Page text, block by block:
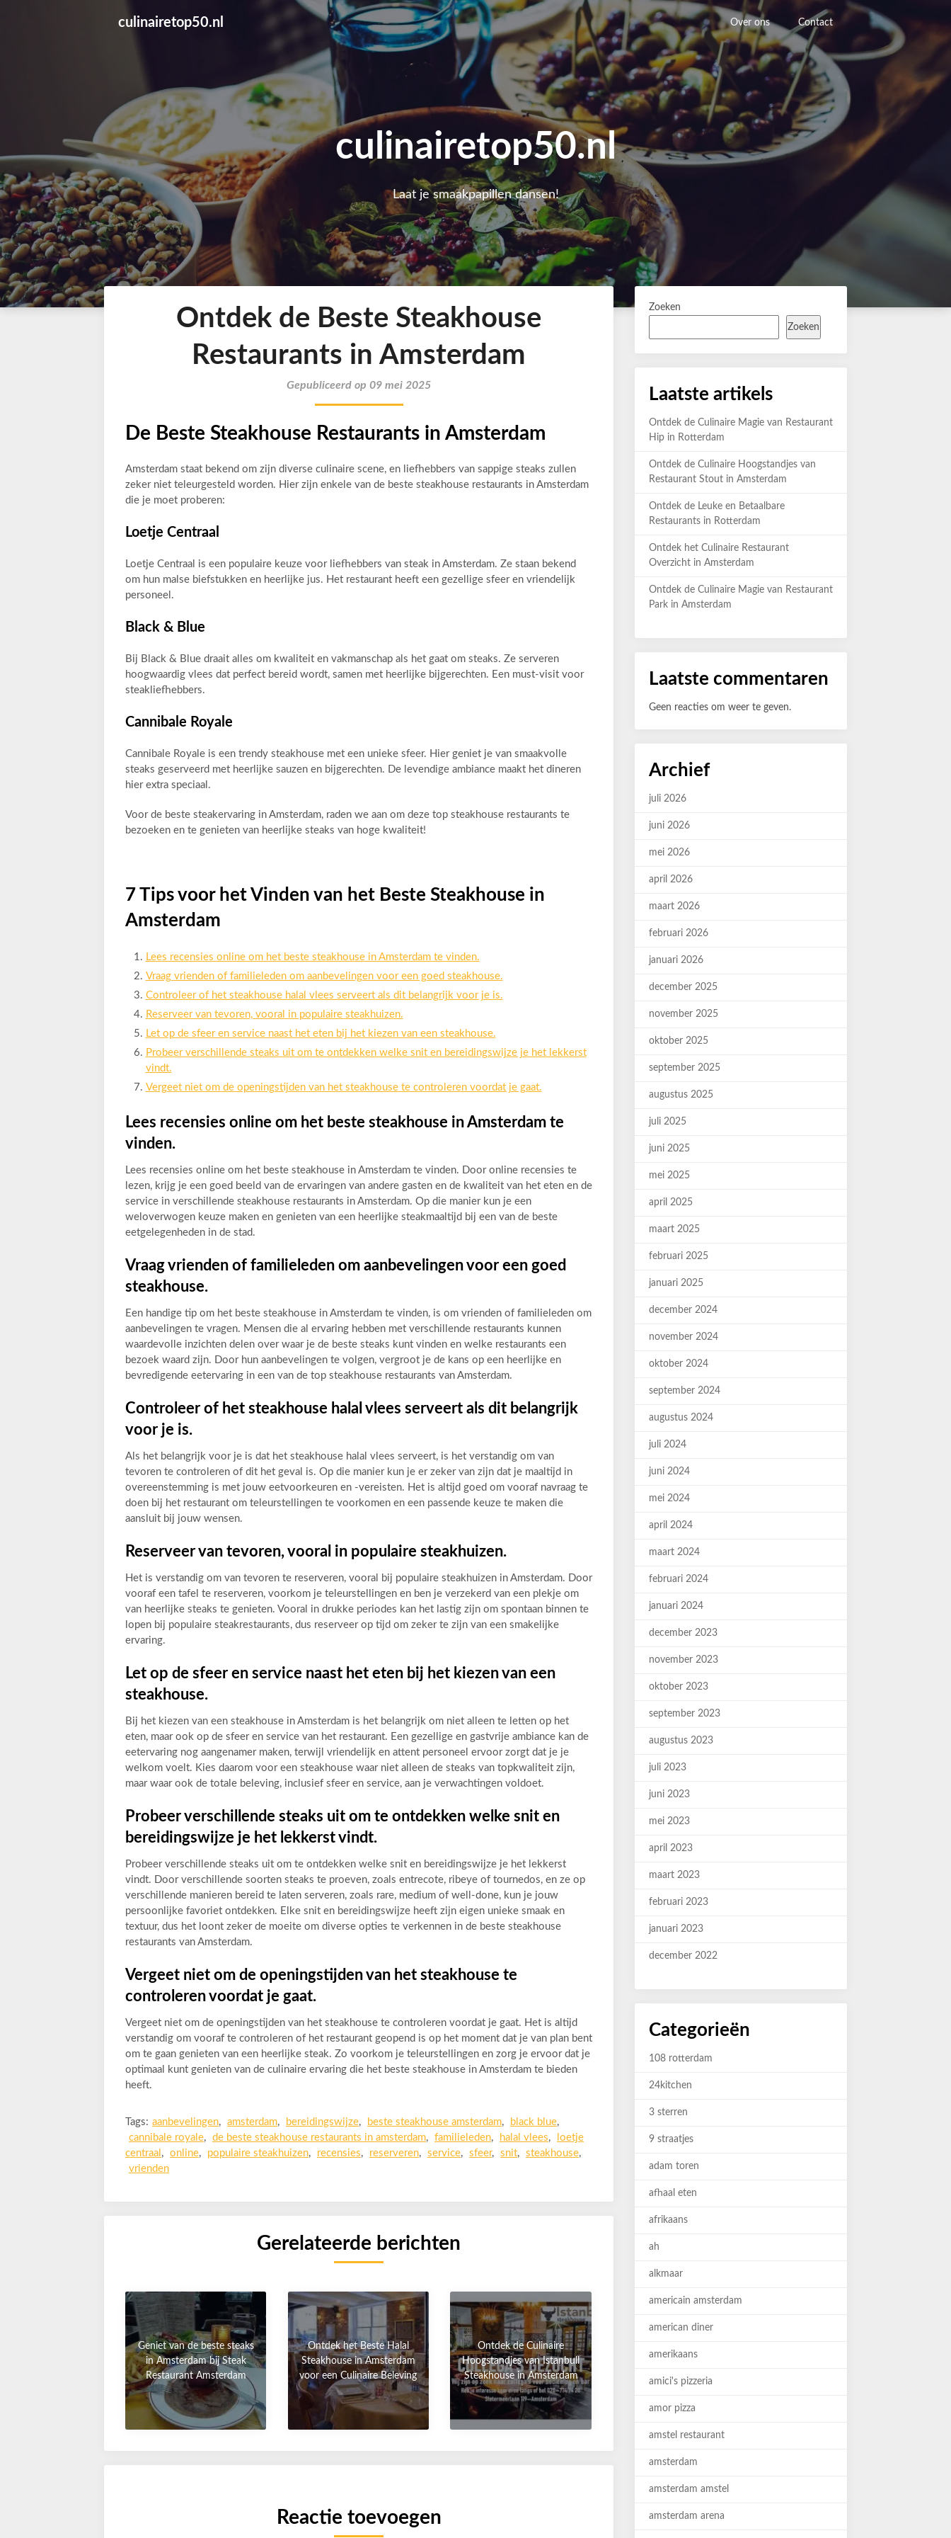
culinairetop50.nl Over ons Contact
culinairetop50.nl
Laat je smaakpapillen dansen!
Ontdek de Beste Steakhouse
Restaurants in Amsterdam
Gepubliceerd op 09 mei 2025
De Beste Steakhouse Restaurants in Amsterdam
Amsterdam staat bekend om zijn diverse culinaire scene, en liefhebbers van sappige steaks zullen
zeker niet teleurgesteld worden. Hier zijn enkele van de beste steakhouse restaurants in Amsterdam
die je moet proberen:
Loetje Centraal
Loetje Centraal is een populaire keuze voor liefhebbers van steak in Amsterdam. Ze staan bekend
om hun malse biefstukken en heerlijke jus. Het restaurant heeft een gezellige sfeer en vriendelijk
personeel.
Black & Blue
Bij Black & Blue draait alles om kwaliteit en vakmanschap als het gaat om steaks. Ze serveren
hoogwaardig vlees dat perfect bereid wordt, samen met heerlijke bijgerechten. Een must-visit voor
steakliefhebbers.
Cannibale Royale
Cannibale Royale is een trendy steakhouse met een unieke sfeer. Hier geniet je van smaakvolle
steaks geserveerd met heerlijke sauzen en bijgerechten. De levendige ambiance maakt het dineren
hier extra speciaal.
Voor de beste steakervaring in Amsterdam, raden we aan om deze top steakhouse restaurants te
bezoeken en te genieten van heerlijke steaks van hoge kwaliteit!
7 Tips voor het Vinden van het Beste Steakhouse in
Amsterdam
Lees recensies online om het beste steakhouse in Amsterdam te vinden.
Vraag vrienden of familieleden om aanbevelingen voor een goed steakhouse.
Controleer of het steakhouse halal vlees serveert als dit belangrijk voor je is.
Reserveer van tevoren, vooral in populaire steakhuizen.
Let op de sfeer en service naast het eten bij het kiezen van een steakhouse.
Probeer verschillende steaks uit om te ontdekken welke snit en bereidingswijze je het lekkerst
vindt.
Vergeet niet om de openingstijden van het steakhouse te controleren voordat je gaat.
Lees recensies online om het beste steakhouse in Amsterdam te
vinden.
Lees recensies online om het beste steakhouse in Amsterdam te vinden. Door online recensies te
lezen, krijg je een goed beeld van de ervaringen van andere gasten en de kwaliteit van het eten en de
service in verschillende steakhouse restaurants in Amsterdam. Op die manier kun je een
weloverwogen keuze maken en genieten van een heerlijke steakmaaltijd bij een van de beste
eetgelegenheden in de stad.
Vraag vrienden of familieleden om aanbevelingen voor een goed
steakhouse.
Een handige tip om het beste steakhouse in Amsterdam te vinden, is om vrienden of familieleden om
aanbevelingen te vragen. Mensen die al ervaring hebben met verschillende restaurants kunnen
waardevolle inzichten delen over waar je de beste steaks kunt vinden en welke restaurants een
bezoek waard zijn. Door hun aanbevelingen te volgen, vergroot je de kans op een heerlijke en
bevredigende eetervaring in een van de top steakhouse restaurants van Amsterdam.
Controleer of het steakhouse halal vlees serveert als dit belangrijk
voor je is.
Als het belangrijk voor je is dat het steakhouse halal vlees serveert, is het verstandig om van
tevoren te controleren of dit het geval is. Op die manier kun je er zeker van zijn dat je maaltijd in
overeenstemming is met jouw eetvoorkeuren en -vereisten. Het is altijd goed om vooraf navraag te
doen bij het restaurant om teleurstellingen te voorkomen en een passende keuze te maken die
aansluit bij jouw wensen.
Reserveer van tevoren, vooral in populaire steakhuizen.
Het is verstandig om van tevoren te reserveren, vooral bij populaire steakhuizen in Amsterdam. Door
vooraf een tafel te reserveren, voorkom je teleurstellingen en ben je verzekerd van een plekje om
van heerlijke steaks te genieten. Vooral in drukke periodes kan het lastig zijn om spontaan binnen te
lopen bij populaire steakrestaurants, dus reserveer op tijd om zeker te zijn van een smakelijke
ervaring.
Let op de sfeer en service naast het eten bij het kiezen van een
steakhouse.
Bij het kiezen van een steakhouse in Amsterdam is het belangrijk om niet alleen te letten op het
eten, maar ook op de sfeer en service van het restaurant. Een gezellige en gastvrije ambiance kan de
eetervaring nog aangenamer maken, terwijl vriendelijk en attent personeel ervoor zorgt dat je je
welkom voelt. Kies daarom voor een steakhouse waar niet alleen de steaks van topkwaliteit zijn,
maar waar ook de totale beleving, inclusief sfeer en service, aan je verwachtingen voldoet.
Probeer verschillende steaks uit om te ontdekken welke snit en
bereidingswijze je het lekkerst vindt.
Probeer verschillende steaks uit om te ontdekken welke snit en bereidingswijze je het lekkerst
vindt. Door verschillende soorten steaks te proeven, zoals entrecote, ribeye of tournedos, en ze op
verschillende manieren bereid te laten serveren, zoals rare, medium of well-done, kun je jouw
persoonlijke favoriet ontdekken. Elke snit en bereidingswijze heeft zijn eigen unieke smaak en
textuur, dus het loont zeker de moeite om diverse opties te verkennen in de beste steakhouse
restaurants van Amsterdam.
Vergeet niet om de openingstijden van het steakhouse te
controleren voordat je gaat.
Vergeet niet om de openingstijden van het steakhouse te controleren voordat je gaat. Het is altijd
verstandig om vooraf te controleren of het restaurant geopend is op het moment dat je van plan bent
om te gaan genieten van een heerlijke steak. Zo voorkom je teleurstellingen en zorg je ervoor dat je
optimaal kunt genieten van de culinaire ervaring die het beste steakhouse in Amsterdam te bieden
heeft.
Tags: aanbevelingen, amsterdam, bereidingswijze, beste steakhouse amsterdam, black blue,
cannibale royale, de beste steakhouse restaurants in amsterdam, familieleden, halal vlees,
loetje
centraal , online, populaire steakhuizen, recensies, reserveren, service, sfeer, snit, steakhouse,
vrienden
Gerelateerde berichten
Geniet van de beste steaks
in Amsterdam bij Steak
Restaurant Amsterdam
Ontdek het Beste Halal
Steakhouse in Amsterdam
voor een Culinaire Beleving
Ontdek de Culinaire
Hoogstandjes van Istanbull
Steakhouse in Amsterdam
Reactie toevoegen
Zoeken
Zoeken
Laatste artikels
Ontdek de Culinaire Magie van Restaurant
Hip in Rotterdam
Ontdek de Culinaire Hoogstandjes van
Restaurant Stout in Amsterdam
Ontdek de Leuke en Betaalbare
Restaurants in Rotterdam
Ontdek het Culinaire Restaurant
Overzicht in Amsterdam
Ontdek de Culinaire Magie van Restaurant
Park in Amsterdam
Laatste commentaren
Geen reacties om weer te geven.
Archief
juli 2026
juni 2026
mei 2026
april 2026
maart 2026
februari 2026
januari 2026
december 2025
november 2025
oktober 2025
september 2025
augustus 2025
juli 2025
juni 2025
mei 2025
april 2025
maart 2025
februari 2025
januari 2025
december 2024
november 2024
oktober 2024
september 2024
augustus 2024
juli 2024
juni 2024
mei 2024
april 2024
maart 2024
februari 2024
januari 2024
december 2023
november 2023
oktober 2023
september 2023
augustus 2023
juli 2023
juni 2023
mei 2023
april 2023
maart 2023
februari 2023
januari 2023
december 2022
Categorieën
108 rotterdam
24kitchen
3 sterren
9 straatjes
adam toren
afhaal eten
afrikaans
ah
alkmaar
americain amsterdam
american diner
amerikaans
amici's pizzeria
amor pizza
amstel restaurant
amsterdam
amsterdam amstel
amsterdam arena